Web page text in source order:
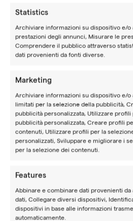
Statistics
Archiviare informazioni su dispositivo e/o
prestazioni degli annunci, Misurare le
Comprendere il pubblico attraverso
dati provenienti da fonti diverse.
Marketing
Archiviare informazioni su dispositivo e/o
limitati per la selezione della pubblicità,
pubblicità personalizzata, Utilizzare profili
pubblicità personalizzata, Creare profili
contenuti, Utilizzare profili per la
personalizzati, Sviluppare e migliorare i
per la selezione dei contenuti.
Features
Abbinare e combinare dati provenienti da
dati, Collegare diversi dispositivi,
dispositivi in base alle informazioni
automaticamente.